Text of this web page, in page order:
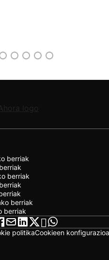
berriak
berriak
berriak
berriak
politikaCookieen konfigurazioa